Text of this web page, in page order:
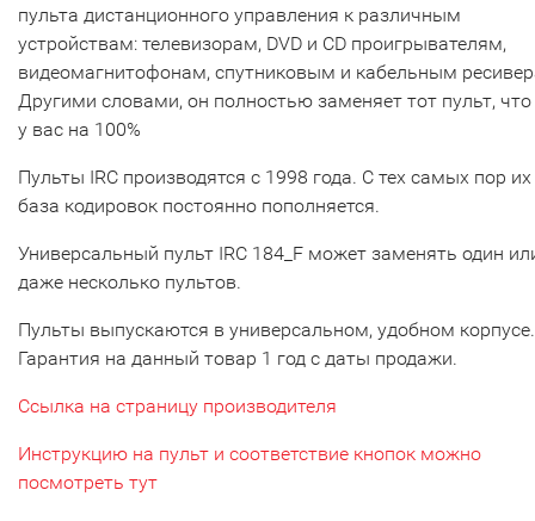
пульта дистанционного управления к различным
устройствам: телевизорам, DVD и CD проигрывателям,
видеомагнитофонам, спутниковым и кабельным
Другими словами, он полностью заменяет тот пульт,
у вас на 100%
Пульты IRC производятся с 1998 года. С тех самых пор их
база кодировок постоянно пополняется.
Универсальный пульт IRC 184_F может заменять один
даже несколько пультов.
Пульты выпускаются в универсальном, удобном корпусе.
Гарантия на данный товар 1 год с даты продажи.
Ссылка на страницу производителя
Инструкцию на пульт и соответствие кнопок можно
посмотреть тут